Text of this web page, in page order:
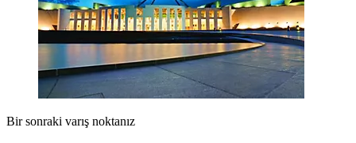
Bir sonraki varış noktanız